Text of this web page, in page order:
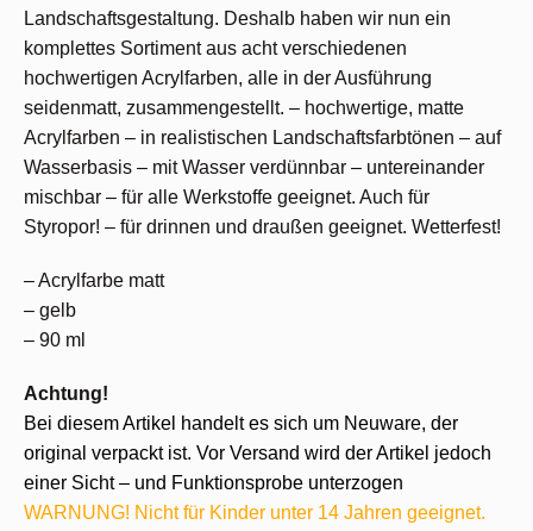
Landschaftsgestaltung. Deshalb haben wir nun ein
komplettes Sortiment aus acht verschiedenen
hochwertigen Acrylfarben, alle in der Ausführung
seidenmatt, zusammengestellt. – hochwertige, matte
Acrylfarben – in realistischen Landschaftsfarbtönen – auf
Wasserbasis – mit Wasser verdünnbar – untereinander
mischbar – für alle Werkstoffe geeignet. Auch für
Styropor! – für drinnen und draußen geeignet. Wetterfest!
– Acrylfarbe matt
– gelb
– 90 ml
Achtung!
Bei diesem Artikel handelt es sich um Neuware, der
original verpackt ist. Vor Versand wird der Artikel jedoch
einer Sicht – und Funktionsprobe unterzogen
WARNUNG! Nicht für Kinder unter 14 Jahren geeignet.